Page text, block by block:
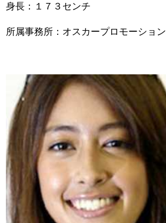
身長：１７３センチ
所属事務所：オスカープロモーション